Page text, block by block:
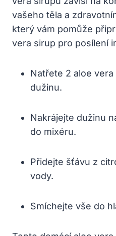
vašeho těla a
který vám pomůže
vera sirup pro posílení
Natřete 2 aloe
dužinu.
Nakrájejte dužinu
do mixéru.
Přidejte šťávu z
vody.
Smíchejte vše do